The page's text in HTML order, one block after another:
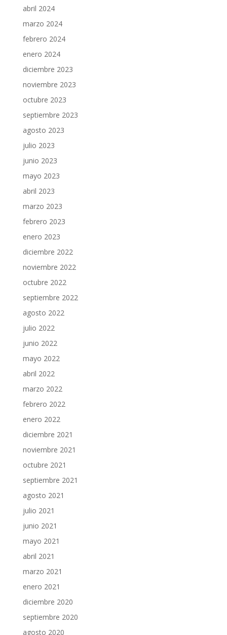
abril 2024
marzo 2024
febrero 2024
enero 2024
diciembre 2023
noviembre 2023
octubre 2023
septiembre 2023
agosto 2023
julio 2023
junio 2023
mayo 2023
abril 2023
marzo 2023
febrero 2023
enero 2023
diciembre 2022
noviembre 2022
octubre 2022
septiembre 2022
agosto 2022
julio 2022
junio 2022
mayo 2022
abril 2022
marzo 2022
febrero 2022
enero 2022
diciembre 2021
noviembre 2021
octubre 2021
septiembre 2021
agosto 2021
julio 2021
junio 2021
mayo 2021
abril 2021
marzo 2021
enero 2021
diciembre 2020
septiembre 2020
agosto 2020